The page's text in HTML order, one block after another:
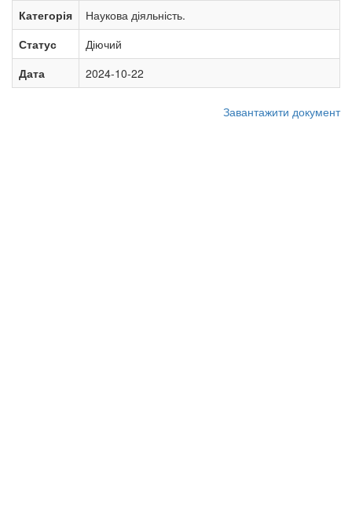
Категорія
Наукова діяльність.
Статус
Діючий
Дата
2024-10-22
Завантажити документ